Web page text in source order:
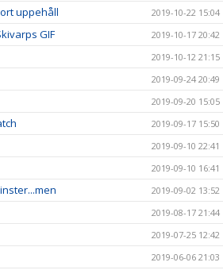
uppehåll 2019-10-22 15:04
GIF 2019-10-17 20:42
2019-10-12 21:15
2019-09-24 20:49
2019-09-20 15:05
2019-09-17 15:50
2019-09-10 22:41
2019-09-10 16:41
2019-09-02 13:52
2019-08-17 21:44
2019-07-25 12:42
2019-06-06 21:03